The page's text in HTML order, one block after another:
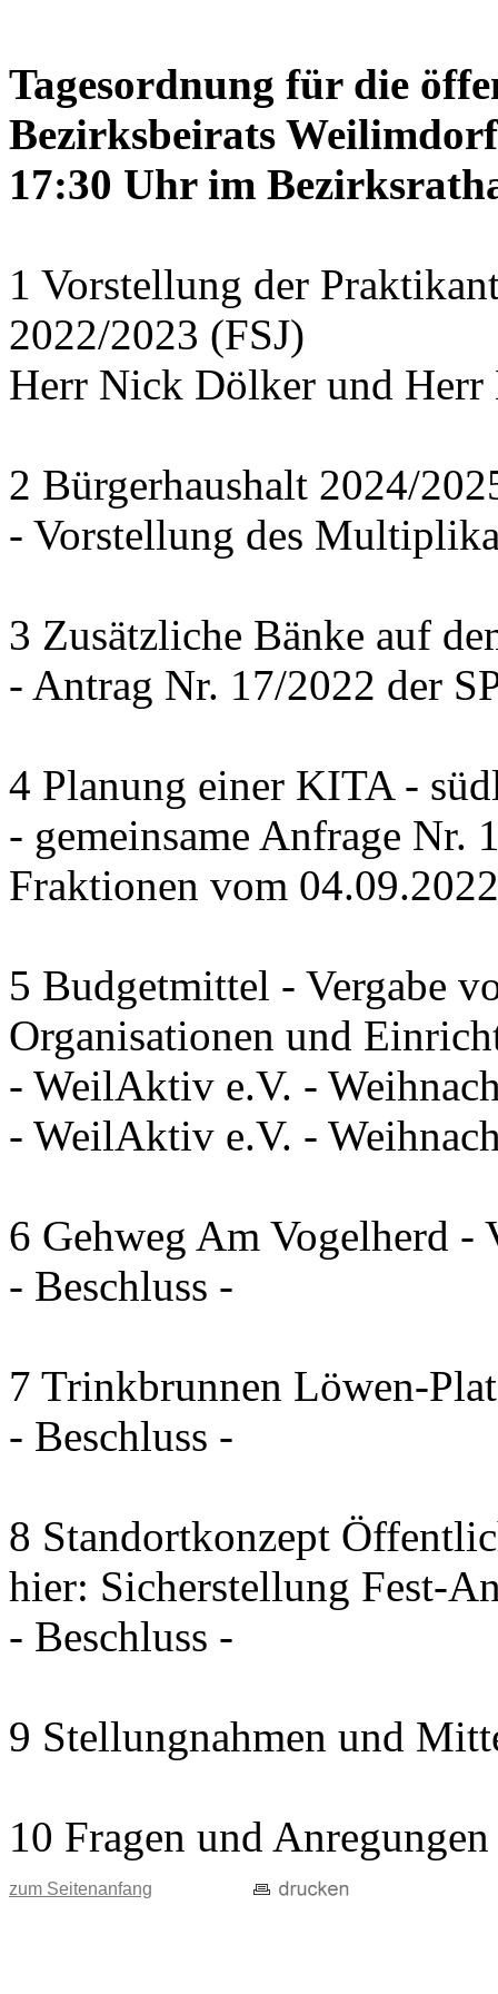
Tagesordnung für die
Bezirksbeirats
17:30 Uhr im
1 Vorstellung der
2022/2023 (FSJ)
Herr Nick Dölker und Herr
2 Bürgerhaushalt 2024/
- Vorstellung des
3 Zusätzliche Bänke auf
- Antrag Nr. 17/2022 der
4 Planung einer KITA -
- gemeinsame Anfrage Nr.
Fraktionen vom 04.09.2022
5 Budgetmittel - Vergabe
Organisationen und
- WeilAktiv e.V. -
- WeilAktiv e.V. -
6 Gehweg Am Vogelherd -
- Beschluss -
7 Trinkbrunnen Löwen-
- Beschluss -
8 Standortkonzept
hier: Sicherstellung Fest-
- Beschluss -
9 Stellungnahmen und
10 Fragen und Anregungen
zum Seitenanfang